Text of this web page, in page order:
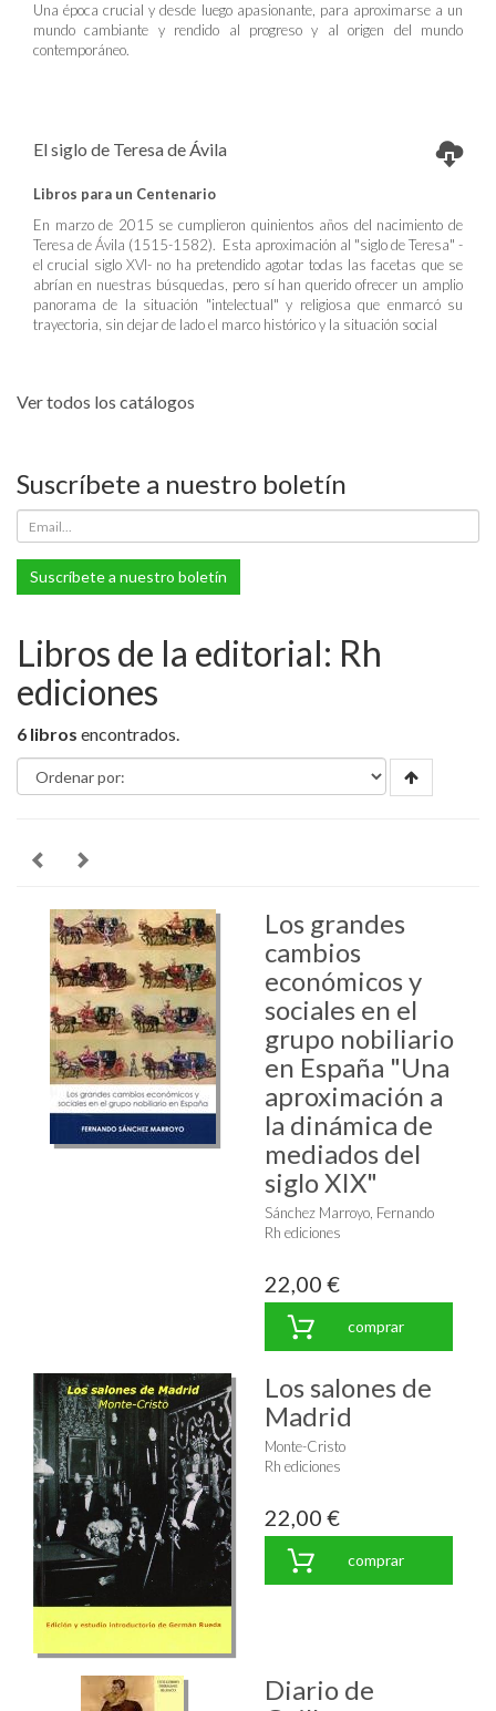
Una época crucial y desde luego apasionante, para aproximarse a un
mundo cambiante y rendido al progreso y al origen del mundo
contemporáneo.
El siglo de Teresa de Ávila
Libros para un Centenario
En marzo de 2015 se cumplieron quinientos años del nacimiento de
Teresa de Ávila (1515-1582). Esta aproximación al "siglo de Teresa" -
el crucial siglo XVI- no ha pretendido agotar todas las facetas que se
abrían en nuestras búsquedas, pero sí han querido ofrecer un amplio
panorama de la situación "intelectual" y religiosa que enmarcó su
trayectoria, sin dejar de lado el marco histórico y la situación social
Ver todos los catálogos
Suscríbete a nuestro boletín
Suscríbete a nuestro boletín
Libros de la editorial: Rh
ediciones
6 libros encontrados.
Los grandes
cambios
económicos y
sociales en el
grupo nobiliario
en España "Una
aproximación a
la dinámica de
mediados del
siglo XIX"
Sánchez Marroyo, Fernando
Rh ediciones
22,00 €
comprar
Los salones de
Madrid
Monte-Cristo
Rh ediciones
22,00 €
comprar
Diario de